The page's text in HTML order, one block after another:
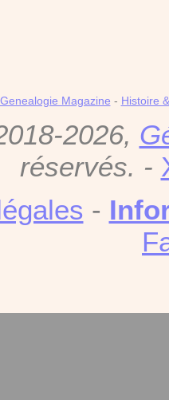
Genealogie Magazine - Histoire
2026,
réservés. -
-